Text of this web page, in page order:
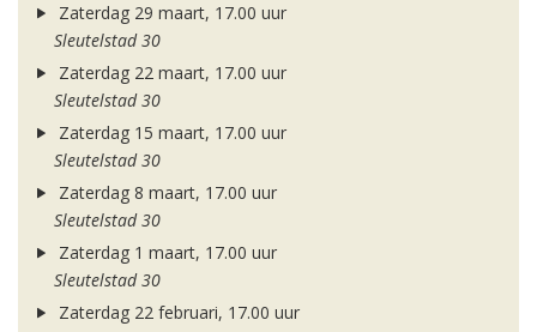
Zaterdag 29 maart, 17.00 uur
Sleutelstad 30
Zaterdag 22 maart, 17.00 uur
Sleutelstad 30
Zaterdag 15 maart, 17.00 uur
Sleutelstad 30
Zaterdag 8 maart, 17.00 uur
Sleutelstad 30
Zaterdag 1 maart, 17.00 uur
Sleutelstad 30
Zaterdag 22 februari, 17.00 uur